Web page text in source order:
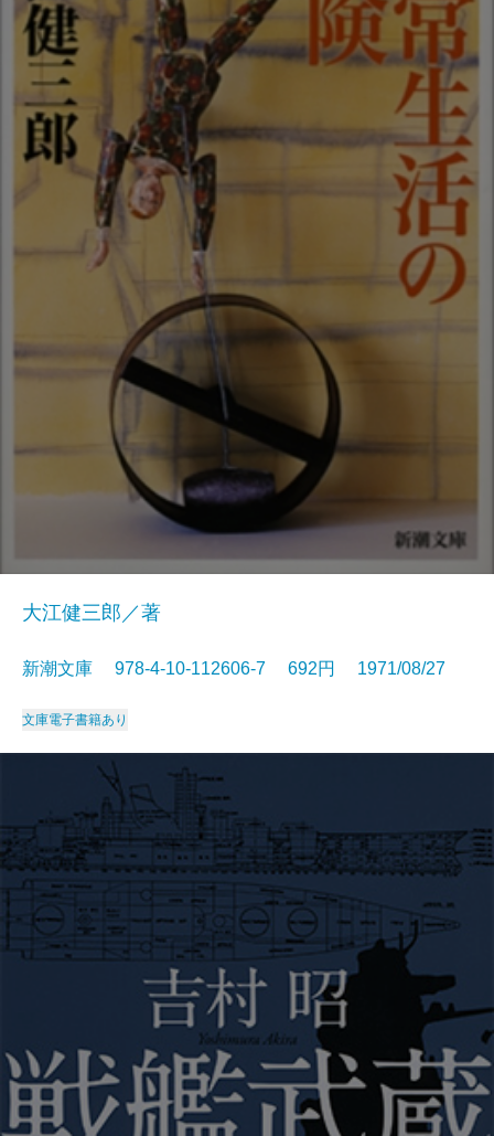
大江健三郎／著
新潮文庫 978-4-10-112606-7 692円 1971/08/27
文庫電子書籍あり